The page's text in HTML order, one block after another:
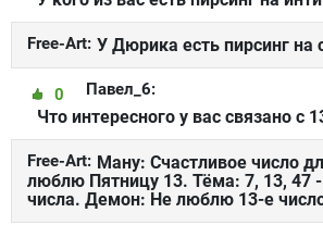
Free-Art: У Дюрика есть пирсинг на
Павел_6:
0
Что интересного у вас связано с
Free-Art: Ману: Счастливое число
люблю Пятницу 13. Тёма: 7, 13, 47
числа. Демон: Не люблю 13-е